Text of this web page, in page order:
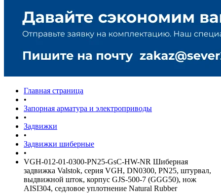
Главная страница
•
Запорная арматура и электроприводы
•
Задвижки
•
Задвижки шиберные
•
VGH-012-01-0300-PN25-GsC-HW-NR Шиберная
задвижка Valstok, серия VGH, DN0300, PN25, штурвал,
выдвижной шток, корпус GJS-500-7 (GGG50), нож
AISI304, седловое уплотнение Natural Rubber